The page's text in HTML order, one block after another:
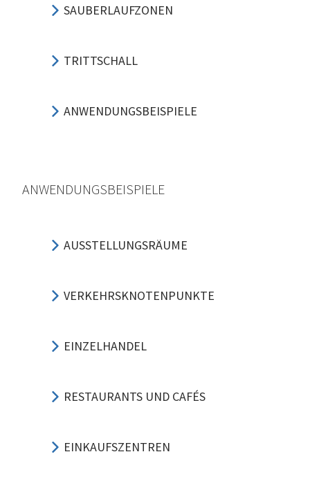
SAUBERLAUFZONEN
TRITTSCHALL
ANWENDUNGSBEISPIELE
ANWENDUNGSBEISPIELE
AUSSTELLUNGSRÄUME
VERKEHRSKNOTENPUNKTE
EINZELHANDEL
RESTAURANTS UND CAFÉS
EINKAUFSZENTREN